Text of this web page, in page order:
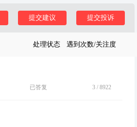
提交投诉
提交建议
处理状态 遇到次数/关注度
已答复 3 / 8922